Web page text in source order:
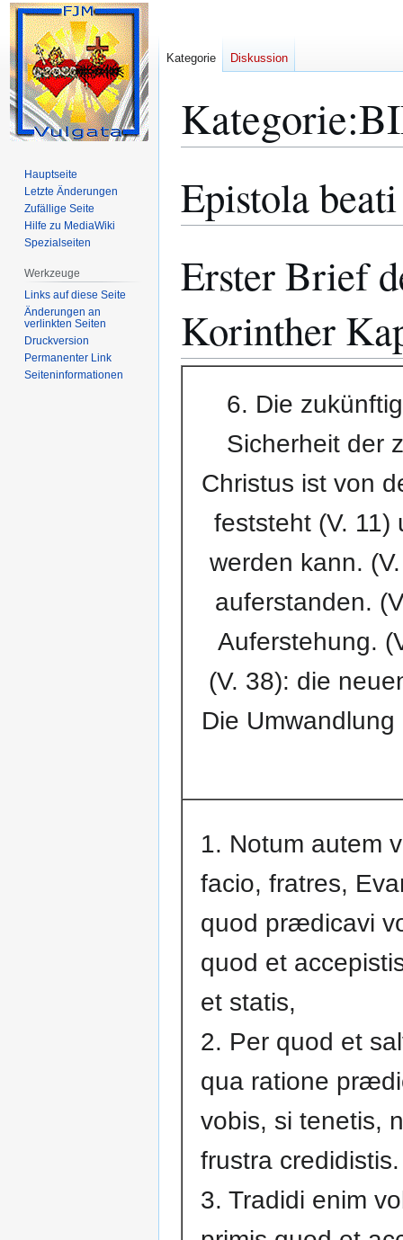
Kategorie:
Navigation
springen
Suche
springen
Epistola
Erster Brief
Korinther
6. Die
Sicherheit der
Christus ist von
feststeht (V.
werden kann.
auferstanden.
Auferstehung.
(V. 38): die
Die
1. Notum autem
facio, fratres,
quod prædicavi
quod et
et statis,
2. Per quod et
qua ratione
vobis, si tenetis,
frustra credidistis.
3. Tradidi enim
Kategorie Diskussion
Hauptseite
Letzte Änderungen
Zufällige Seite
Hilfe zu MediaWiki
Spezialseiten
Werkzeuge
Links auf diese Seite
Änderungen an
verlinkten Seiten
Druckversion
Permanenter Link
Seiten­­informationen